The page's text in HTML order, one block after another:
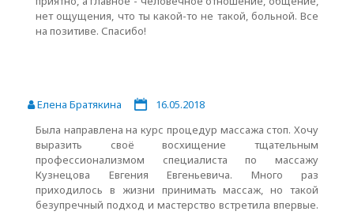
нет ощущения, что ты какой-то не такой, больной. Все
на позитиве. Спасибо!
Елена Братякина
16.05.2018
Была направлена на курс процедур массажа стоп. Хочу
выразить своё восхищение тщательным
профессионализмом специалиста по массажу
Кузнецова Евгения Евгеньевича. Много раз
приходилось в жизни принимать массаж, но такой
безупречный подход и мастерство встретила впервые.